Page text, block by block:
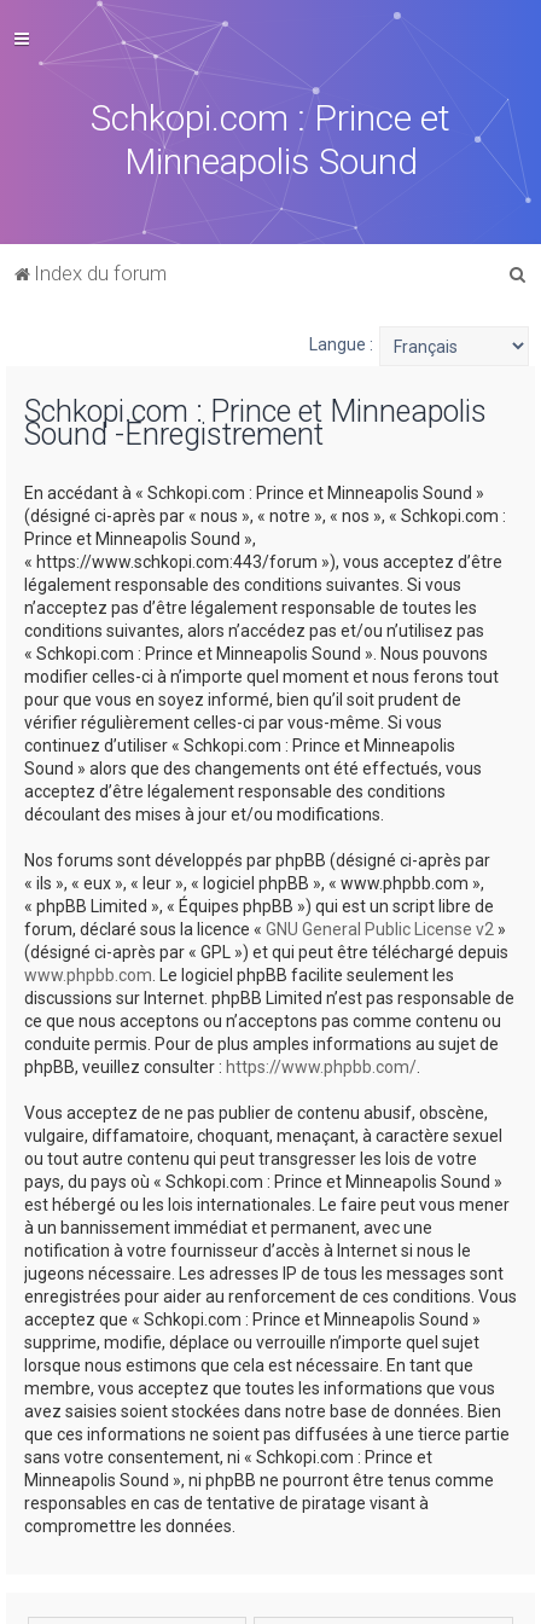
Schkopi.com : Prince et
Minneapolis Sound
Index du forum
Langue :
Schkopi.com : Prince et Minneapolis
Sound -Enregistrement
En accédant à « Schkopi.com : Prince et Minneapolis Sound »
(désigné ci-après par « nous », « notre », « nos », « Schkopi.com :
Prince et Minneapolis Sound »,
« https://www.schkopi.com:443/forum »), vous acceptez d’être
légalement responsable des conditions suivantes. Si vous
n’acceptez pas d’être légalement responsable de toutes les
conditions suivantes, alors n’accédez pas et/ou n’utilisez pas
« Schkopi.com : Prince et Minneapolis Sound ». Nous pouvons
modifier celles-ci à n’importe quel moment et nous ferons tout
pour que vous en soyez informé, bien qu’il soit prudent de
vérifier régulièrement celles-ci par vous-même. Si vous
continuez d’utiliser « Schkopi.com : Prince et Minneapolis
Sound » alors que des changements ont été effectués, vous
acceptez d’être légalement responsable des conditions
découlant des mises à jour et/ou modifications.
Nos forums sont développés par phpBB (désigné ci-après par
« ils », « eux », « leur », « logiciel phpBB », « www.phpbb.com »,
« phpBB Limited », « Équipes phpBB ») qui est un script libre de
forum, déclaré sous la licence « GNU General Public License v2 »
(désigné ci-après par « GPL ») et qui peut être téléchargé depuis
www.phpbb.com . Le logiciel phpBB facilite seulement les
discussions sur Internet. phpBB Limited n’est pas responsable de
ce que nous acceptons ou n’acceptons pas comme contenu ou
conduite permis. Pour de plus amples informations au sujet de
phpBB, veuillez consulter : https://www.phpbb.com/
Vous acceptez de ne pas publier de contenu abusif, obscène,
vulgaire, diffamatoire, choquant, menaçant, à caractère sexuel
ou tout autre contenu qui peut transgresser les lois de votre
pays, du pays où « Schkopi.com : Prince et Minneapolis Sound »
est hébergé ou les lois internationales. Le faire peut vous mener
à un bannissement immédiat et permanent, avec une
notification à votre fournisseur d’accès à Internet si nous le
jugeons nécessaire. Les adresses IP de tous les messages sont
enregistrées pour aider au renforcement de ces conditions. Vous
acceptez que « Schkopi.com : Prince et Minneapolis Sound »
supprime, modifie, déplace ou verrouille n’importe quel sujet
lorsque nous estimons que cela est nécessaire. En tant que
membre, vous acceptez que toutes les informations que vous
avez saisies soient stockées dans notre base de données. Bien
que ces informations ne soient pas diffusées à une tierce partie
sans votre consentement, ni « Schkopi.com : Prince et
Minneapolis Sound », ni phpBB ne pourront être tenus comme
responsables en cas de tentative de piratage visant à
compromettre les données.